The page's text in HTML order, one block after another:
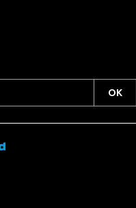
OK